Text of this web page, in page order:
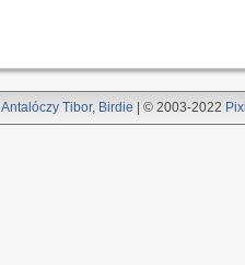
Antalóczy Tibor, Birdie | © 2003-2022